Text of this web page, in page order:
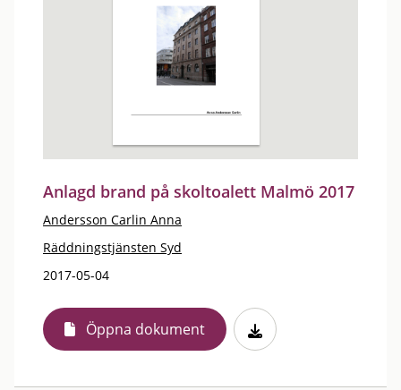
Anlagd brand på skoltoalett Malmö 2017
Andersson Carlin Anna
Räddningstjänsten Syd
2017-05-04
Öppna dokument